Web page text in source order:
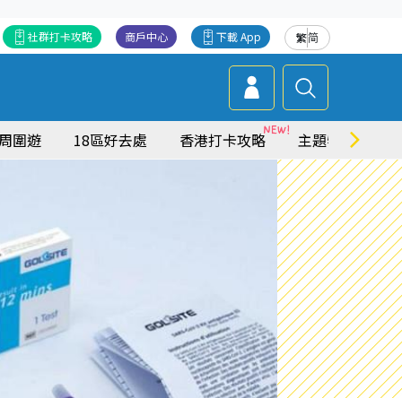
繁简
下載 App
商戶中心
社群打卡攻略
圍遊 18區好去處 香港打卡攻略 主題特集